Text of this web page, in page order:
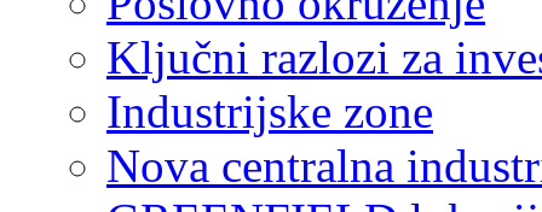
Ključni razlozi za
Industrijske zone
Nova centralna